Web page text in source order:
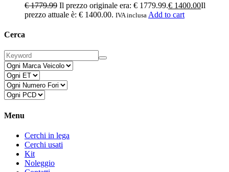
€1779.99 Il prezzo originale era: € 1779.99.€ 1400.00Il
prezzo attuale è: € 1400.00. IVA inclusa Add to cart
Cerca
Menu
Cerchi in lega
Cerchi usati
Kit
Noleggio